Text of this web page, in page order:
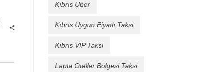
Kıbrıs Uber
Kıbrıs Uygun Fiyatlı Taksi
Kıbrıs VIP Taksi
Lapta Oteller Bölgesi Taksi